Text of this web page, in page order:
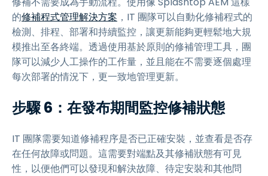
的修補程式管理解決方案 ，IT 團隊可以自動化修補程式的
檢測、排程、部署和持續監控，讓更新能夠更輕鬆地大規
模推出至各終端。透過使用基於原則的修補管理工具，團
隊可以減少人工操作的工作量，並且能在不需要逐個處理
每次部署的情況下，更一致地管理更新。
步驟 6：在發布期間監控修補狀態
IT 團隊需要知道修補程序是否已正確安裝，並查看是否存
在任何故障或問題。這需要對端點及其修補狀態有可見
性，以便他們可以發現和解決故障、待定安裝和其他問